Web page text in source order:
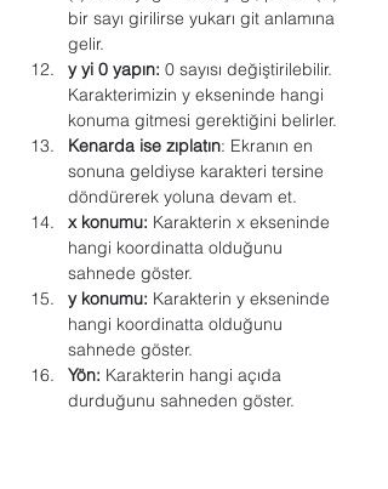
bir sayı girilirse yukarı git anlamına
gelir.
y yi 0 yapın: 0 sayısı değiştirilebilir.
Karakterimizin y ekseninde hangi
konuma gitmesi gerektiğini belirler.
Kenarda ise zıplatın: Ekranın en
sonuna geldiyse karakteri tersine
döndürerek yoluna devam et.
x konumu: Karakterin x ekseninde
hangi koordinatta olduğunu
sahnede göster.
y konumu: Karakterin y ekseninde
hangi koordinatta olduğunu
sahnede göster.
Yön: Karakterin hangi açıda
durduğunu sahneden göster.